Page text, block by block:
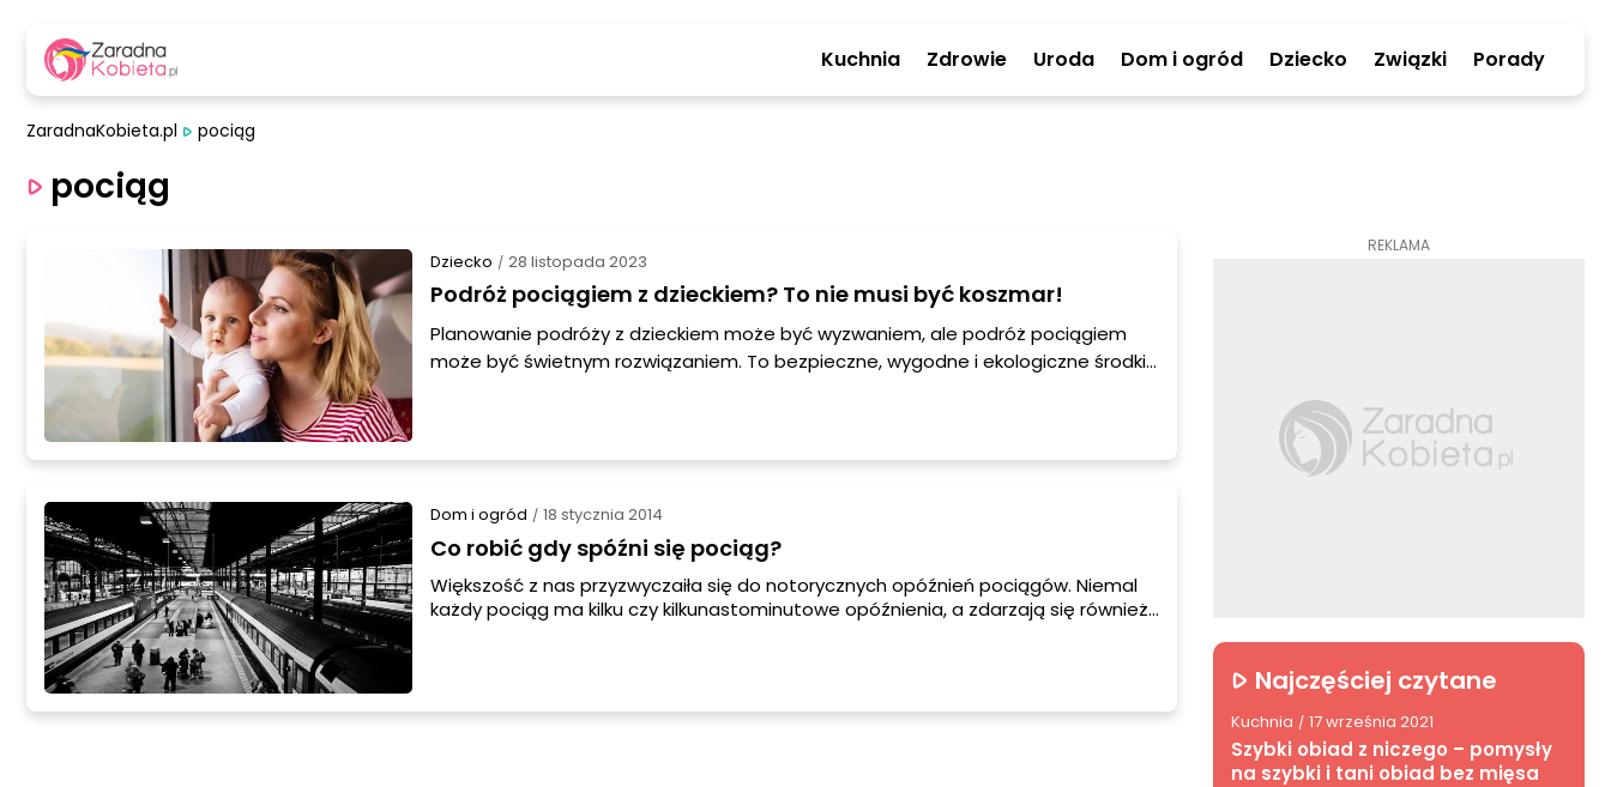
Kuchnia Zdrowie Uroda Dom i ogród Dziecko Związki Porady
ZaradnaKobieta.pl pociąg
pociąg
Dziecko / 28 listopada 2023
Podróż pociągiem z dzieckiem? To nie musi być koszmar!
Planowanie podróży z dzieckiem może być wyzwaniem, ale podróż pociągiem
może być świetnym rozwiązaniem. To bezpieczne, wygodne i ekologiczne środki
Dom i ogród / 18 stycznia 2014
Co robić gdy spóźni się pociąg?
Większość z nas przyzwyczaiła się do notorycznych opóźnień pociągów. Niemal
każdy pociąg ma kilku czy kilkunastominutowe opóźnienia, a zdarzają się również
REKLAMA
Najczęściej czytane
Kuchnia / 17 września 2021
Szybki obiad z niczego – pomysły
na szybki i tani obiad bez mięsa